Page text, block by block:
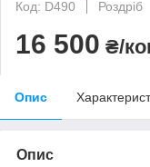
Код: D490
Роздріб
16 500 ₴/
Опис
Опис